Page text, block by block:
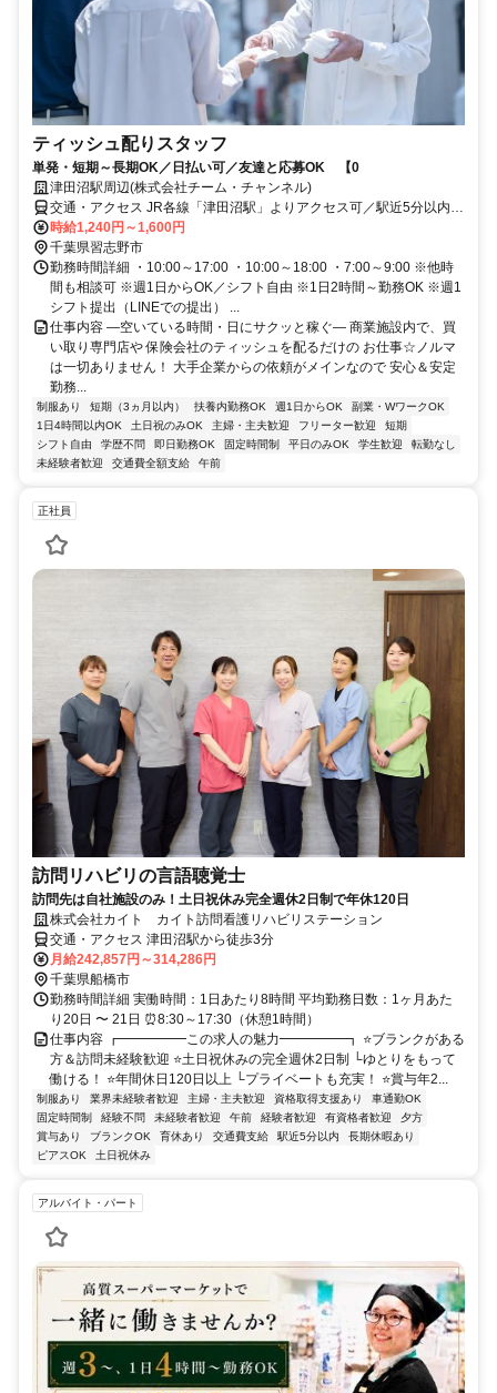
ティッシュ配りスタッフ
単発・短期～長期OK／日払い可／友達と応募OK 【0
津田沼駅周辺(株式会社チーム・チャンネル)
交通・アクセス JR各線「津田沼駅」よりアクセス可／駅近5分以内
※直行直帰OK
時給1,240円～1,600円
千葉県習志野市
勤務時間詳細 ・10:00～17:00 ・10:00～18:00 ・7:00～9:00 ※他時
間も相談可 ※週1日からOK／シフト自由 ※1日2時間～勤務OK ※週1
シフト提出（LINEでの提出） ...
仕事内容 ―空いている時間・日にサクッと稼ぐ― 商業施設内で、買
い取り専門店や 保険会社のティッシュを配るだけの お仕事☆ノルマ
は一切ありません！ 大手企業からの依頼がメインなので 安心＆安定
勤務...
制服あり 短期（3ヵ月以内） 扶養内勤務OK 週1日からOK
副業・WワークOK
1日4時間以内OK
土日祝のみOK 主婦・主夫歓迎 フリーター歓迎
短期
シフト自由
学歴不問 即日勤務OK 固定時間制 平日のみOK 学生歓迎
転勤なし
未経験者歓迎
交通費全額支給 午前
正社員
訪問リハビリの言語聴覚士
訪問先は自社施設のみ！土日祝休み完全週休2日制で年休120日
株式会社カイト カイト訪問看護リハビリステーション
交通・アクセス 津田沼駅から徒歩3分
月給242,857円～314,286円
千葉県船橋市
勤務時間詳細 実働時間：1日あたり8時間 平均勤務日数：1ヶ月あた
り20日 〜 21日 ⏰8:30～17:30（休憩1時間）
仕事内容 ┏━━━━━この求人の魅力━━━━━┓ ⭐ブランクがある
方＆訪問未経験歓迎 ⭐土日祝休みの完全週休2日制 └ゆとりをもって
働ける！ ⭐年間休日120日以上 └プライベートも充実！ ⭐賞与年2...
制服あり 業界未経験者歓迎 主婦・主夫歓迎 資格取得支援あり
車通勤OK
固定時間制
経験不問 未経験者歓迎 午前 経験者歓迎 有資格者歓迎
夕方
賞与あり
ブランクOK 育休あり 交通費支給 駅近5分以内
長期休暇あり
ピアスOK
土日祝休み
アルバイト・パート